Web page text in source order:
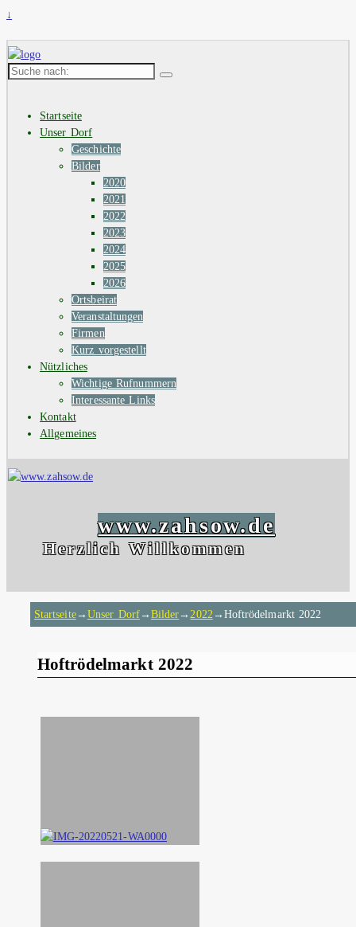
↓
Suche
Startseite
Unser Dorf
Geschichte
Bilder
2020
2021
2022
2023
2024
2025
2026
Ortsbeirat
Veranstaltungen
Firmen
Kurz vorgestellt
Nützliches
Wichtige Rufnummern
Interessante Links
Kontakt
Allgemeines
www.zahsow.de
Herzlich Willkommen
Startseite→ Unser Dorf→ Bilder →2022→ Hoftrödelmarkt 2022
Hoftrödelmarkt 2022